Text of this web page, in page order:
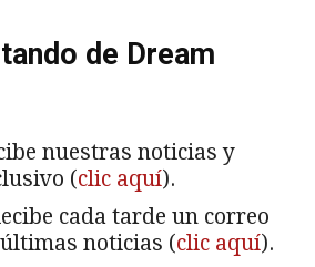
de Dream
nuestras noticias y
(clic aquí).
cada tarde un correo
noticias (clic aquí).